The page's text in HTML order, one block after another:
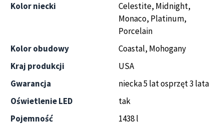
Kolor niecki
Celestite, Midnight,
Monaco, Platinum,
Porcelain
Kolor obudowy
Coastal, Mohogany
Kraj produkcji
USA
Gwarancja
niecka 5 lat osprzęt 3 lata
Oświetlenie LED
tak
Pojemność
1438 l